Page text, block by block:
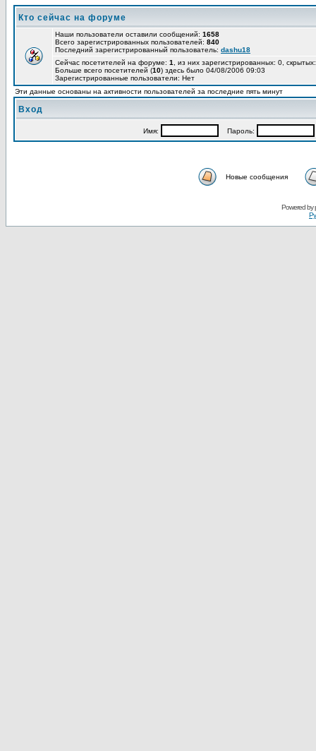
Кто сейчас на форуме
Наши пользователи оставили сообщений: 1658
Всего зарегистрированных пользователей: 840
Последний зарегистрированный пользователь: dashu18
Сейчас посетителей на форуме: 1
, из них зарегистрированных: 0,
Больше всего посетителей (10) здесь было 04/08/2006 09:03
Зарегистрированные пользователи: Нет
Эти данные основаны на активности пользователей за последние пять минут
Вход
Имя: Пароль:
Новые сообщения
Powered by